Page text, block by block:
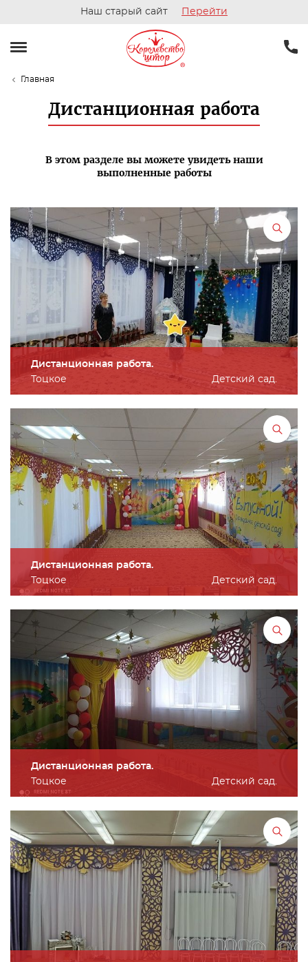
Наш старый сайт Перейти
Главная
Дистанционная работа
В этом разделе вы можете увидеть наши
выполненные работы
Дистанционная работа.
Тоцкое
Детский сад.
Дистанционная работа.
Тоцкое
Детский сад.
Дистанционная работа.
Тоцкое
Детский сад.